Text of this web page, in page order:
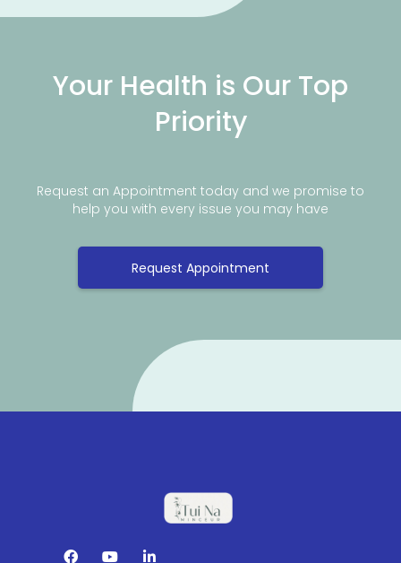
Your Health is Our Top
Priority
Request an Appointment today and we promise to
help you with every issue you may have
Request Appointment